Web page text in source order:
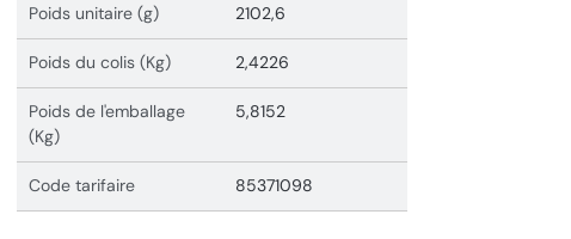
Poids unitaire (g) 2102,6
Poids du colis (Kg) 2,4226
Poids de l'emballage
(Kg)
5,8152
Code tarifaire 85371098